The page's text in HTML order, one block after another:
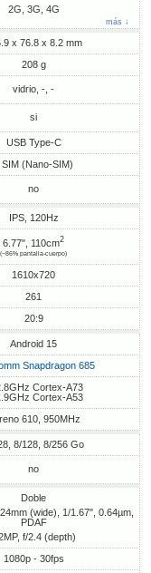
2G, 3G, 4G
más ↓
x 76.8 x 8.2 mm
208 g
vidrio, -, -
si
USB Type-C
SIM (Nano-SIM)
no
IPS, 120Hz
6.77", 110cm2
(~86% pantalla-cuerpo)
1610x720
261
20:9
Android 15
Snapdragon 685
Cortex-A73
Cortex-A53
610, 950MHz
8/128, 8/256 Go
no
Doble
(wide), 1/1.67", 0.64µm,
PDAF
f/2.4 (depth)
1080p - 30fps